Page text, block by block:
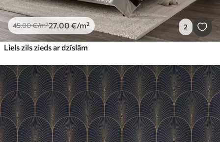
45.00€/m²27.00 €/m² 2
Liels zils zieds ar dzīslām